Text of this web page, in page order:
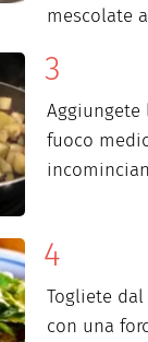
mescolate
Aggiungete
fuoco
Togliete
con una